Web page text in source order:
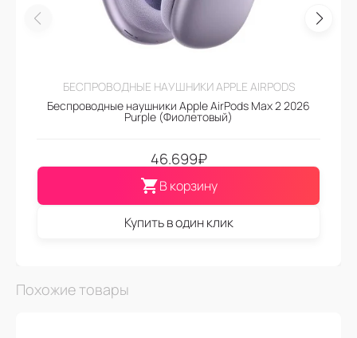
БЕСПРОВОДНЫЕ НАУШНИКИ APPLE AIRPODS
Беспроводные наушники Apple AirPods Max 2 2026
Purple (Фиолетовый)
46.699₽
В корзину
Купить в один клик
Похожие товары